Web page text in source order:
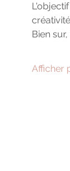
Bien
Afficher